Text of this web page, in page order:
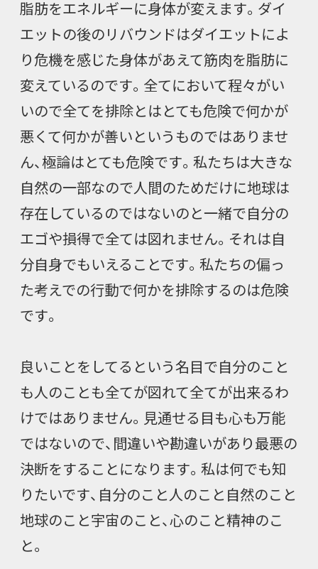
脂肪をエネルギーに身体が変えます。ダイ
エットの後のリバウンドはダイエットによ
り危機を感じた身体があえて筋肉を脂肪に
変えているのです。全てにおいて程々がい
いので全てを排除とはとても危険で何かが
悪くて何かが善いというものではありませ
ん、極論はとても危険です。私たちは大きな
自然の一部なので人間のためだけに地球は
存在しているのではないのと一緒で自分の
エゴや損得で全ては図れません。それは自
分自身でもいえることです。私たちの偏っ
た考えでの行動で何かを排除するのは危険
です。
良いことをしてるという名目で自分のこと
も人のことも全てが図れて全てが出来るわ
けではありません。見通せる目も心も万能
ではないので、間違いや勘違いがあり最悪の
決断をすることになります。私は何でも知
りたいです、自分のこと人のこと自然のこと
地球のこと宇宙のこと、心のこと精神のこ
と。